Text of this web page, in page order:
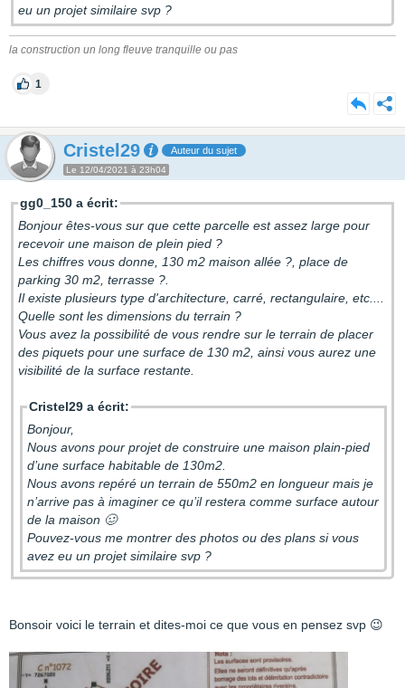
eu un projet similaire svp ?
la construction un long fleuve tranquille ou pas
1
Cristel29 Auteur du sujet
Le 12/04/2021 à 23h04
gg0_150 a écrit:
Bonjour êtes-vous sur que cette parcelle est assez large pour
recevoir une maison de plein pied ?
Les chiffres vous donne, 130 m2 maison allée ?, place de
parking 30 m2, terrasse ?.
Il existe plusieurs type d'architecture, carré, rectangulaire, etc....
Quelle sont les dimensions du terrain ?
Vous avez la possibilité de vous rendre sur le terrain de placer
des piquets pour une surface de 130 m2, ainsi vous aurez une
visibilité de la surface restante.
Cristel29 a écrit:
Bonjour,
Nous avons pour projet de construire une maison plain-pied
d’une surface habitable de 130m2.
Nous avons repéré un terrain de 550m2 en longueur mais je
n’arrive pas à imaginer ce qu’il restera comme surface autour
de la maison 🥴
Pouvez-vous me montrer des photos ou des plans si vous
avez eu un projet similaire svp ?
Bonsoir voici le terrain et dites-moi ce que vous en pensez svp 😉